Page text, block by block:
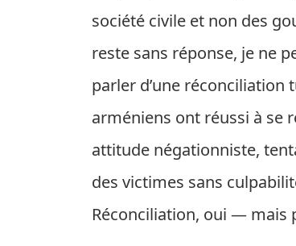
société civile et non des
reste sans réponse, je ne
parler d’une réconciliation
arméniens ont réussi à se
attitude négationniste,
des victimes sans
Réconciliation, oui — mais